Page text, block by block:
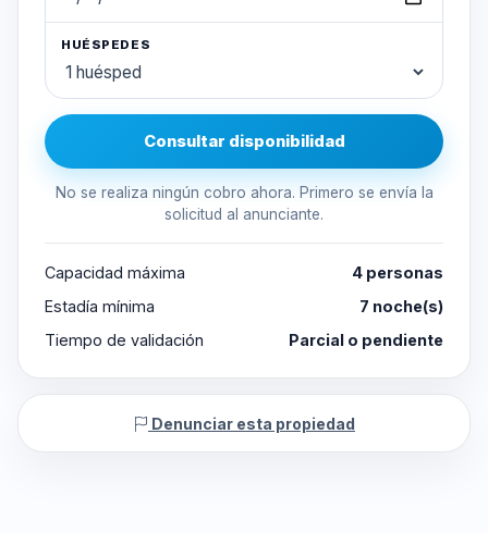
HUÉSPEDES
Consultar disponibilidad
No se realiza ningún cobro ahora. Primero se envía la
solicitud al anunciante.
Capacidad máxima
4 personas
Estadía mínima
7 noche(s)
Tiempo de validación
Parcial o pendiente
Denunciar esta propiedad